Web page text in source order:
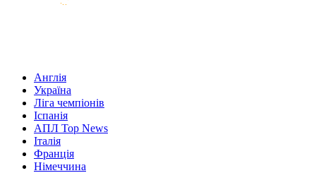
Англія
Україна
Ліга чемпіонів
Іспанія
АПЛ Top News
Італія
Франція
Німеччина